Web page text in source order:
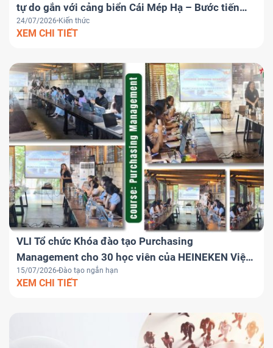
tự do gắn với cảng biển Cái Mép Hạ – Bước tiến
chiến lược đưa Việt Nam trở thành trung tâm
logistics khu vực
24/07/2026 Kiến thức
XEM CHI TIẾT
VLI Tổ chức Khóa đào tạo Purchasing
Management cho 30 học viên của HEINEKEN Việt
Nam
15/07/2026 Đào tạo ngắn hạn
XEM CHI TIẾT